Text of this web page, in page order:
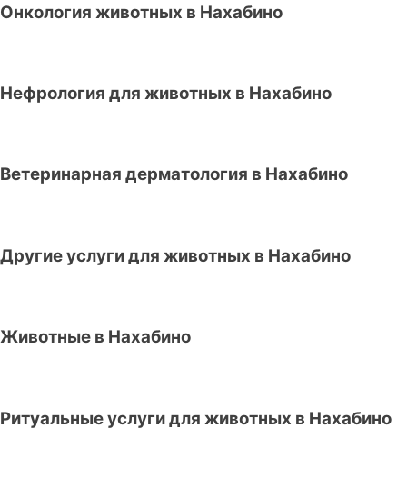
Онкология животных в Нахабино
Нефрология для животных в Нахабино
Ветеринарная дерматология в Нахабино
Другие услуги для животных в Нахабино
Животные в Нахабино
Ритуальные услуги для животных в Нахабино